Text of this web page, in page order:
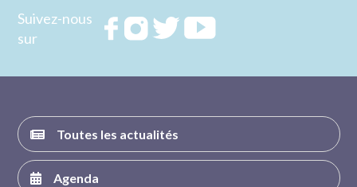
Suivez-nous
sur
RejoignezRejoignezRejoignez
Toutes les actualités
Agenda